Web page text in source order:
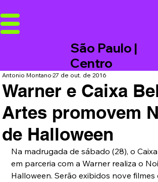
São Paulo |
Centro
Warner e Caixa
Artes promovem
de Halloween
Antonio Montano27 de out. de 2016
Na madrugada de sábado (28), o
em parceria com a Warner realiza o
Halloween. Serão exibidos nove